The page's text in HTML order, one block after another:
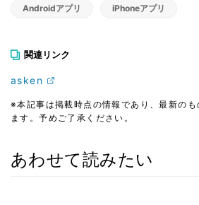
Androidアプリ iPhoneアプリ
関連リンク
asken
※本記事は掲載時点の情報であり、最新のも
ます。予めご了承ください。
あわせて読みたい